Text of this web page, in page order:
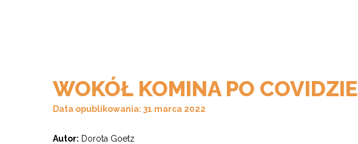
WOKÓŁ KOMINA PO COVIDZIE
Data opublikowania: 31 marca 2022
Autor: Dorota Goetz